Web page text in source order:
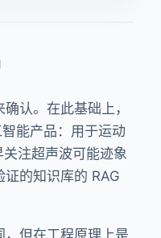
认。在此基础上，
能产品：用于运动
注超声波可能迹象
的知识库的 RAG
但在工程原理上是